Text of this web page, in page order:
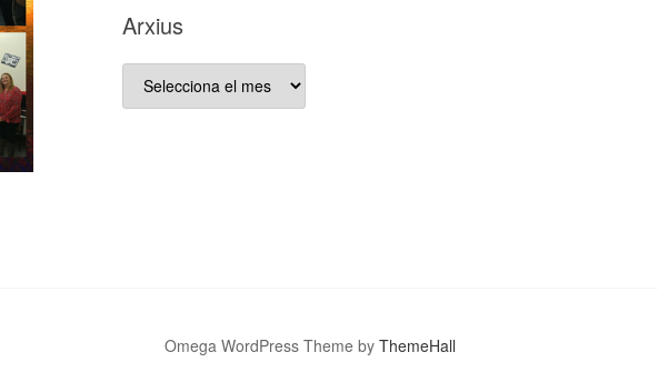
aquest
bloc…
Arxius
Arxius
Omega WordPress Theme by ThemeHall